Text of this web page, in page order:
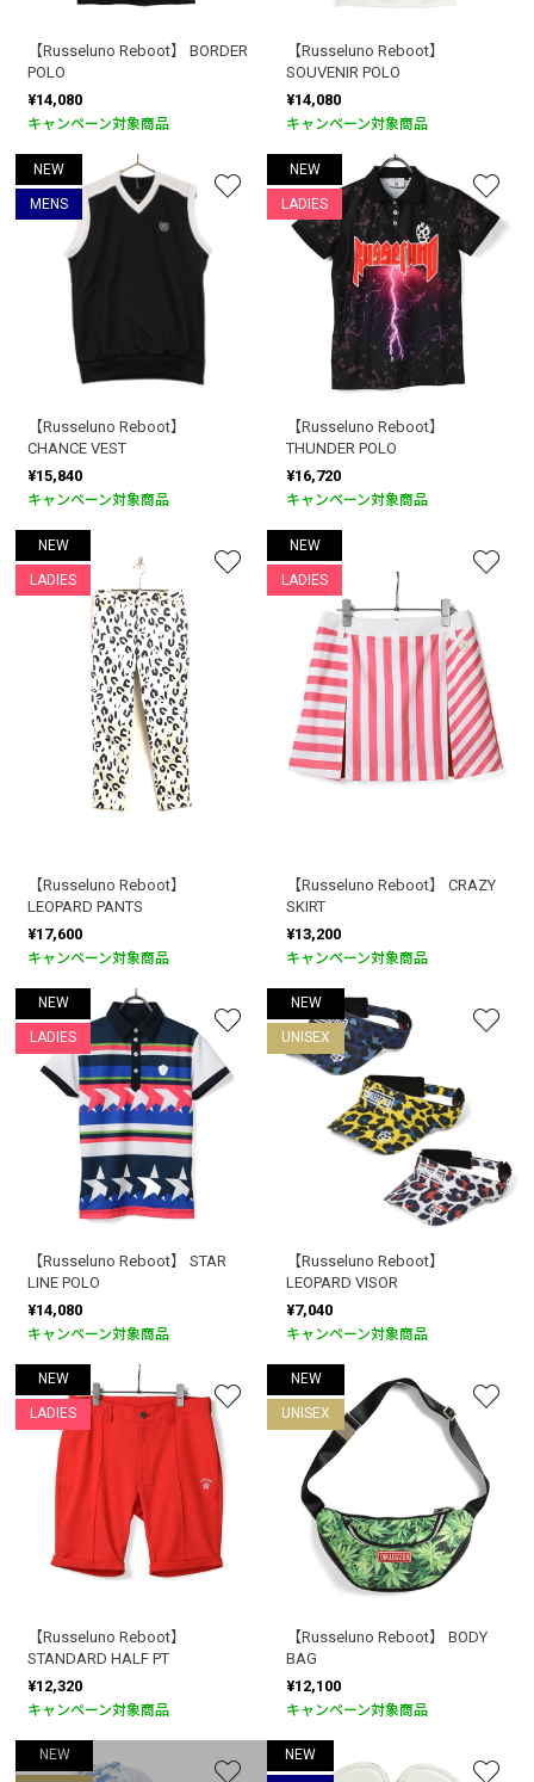
【Russeluno Reboot】 BORDER
POLO
¥14,080
キャンペーン対象商品
【Russeluno Reboot】
SOUVENIR POLO
¥14,080
キャンペーン対象商品
NEW
MENS
【Russeluno Reboot】
CHANCE VEST
¥15,840
キャンペーン対象商品
NEW
LADIES
【Russeluno Reboot】
THUNDER POLO
¥16,720
キャンペーン対象商品
NEW
LADIES
【Russeluno Reboot】
LEOPARD PANTS
¥17,600
キャンペーン対象商品
NEW
LADIES
【Russeluno Reboot】 CRAZY
SKIRT
¥13,200
キャンペーン対象商品
NEW
LADIES
【Russeluno Reboot】 STAR
LINE POLO
¥14,080
キャンペーン対象商品
NEW
UNISEX
【Russeluno Reboot】
LEOPARD VISOR
¥7,040
キャンペーン対象商品
NEW
LADIES
【Russeluno Reboot】
STANDARD HALF PT
¥12,320
キャンペーン対象商品
NEW
UNISEX
【Russeluno Reboot】 BODY
BAG
¥12,100
キャンペーン対象商品
NEW NEW